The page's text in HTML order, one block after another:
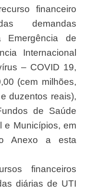
financeiro
das demandas
Emergência de
Internacional
– COVID 19,
(cem milhões,
duzentos reais),
de Saúde
e Municípios, em
Anexo a esta
financeiros
diárias de UTI